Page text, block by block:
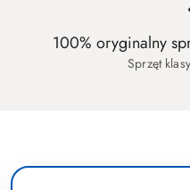
100% oryginalny
Sprzęt